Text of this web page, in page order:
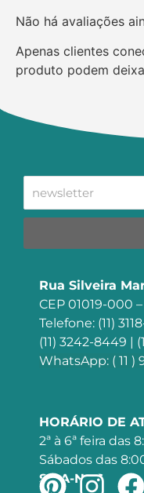
Não há avaliações
Apenas clientes
produto podem
Rua Silveira
CEP 01019-000
Telefone: (11)
(11) 3242-8449 |
WhatsApp: ( 11 )
HORÁRIO DE
2ª à 6ª feira das
Sábados das
SIGA-NOS